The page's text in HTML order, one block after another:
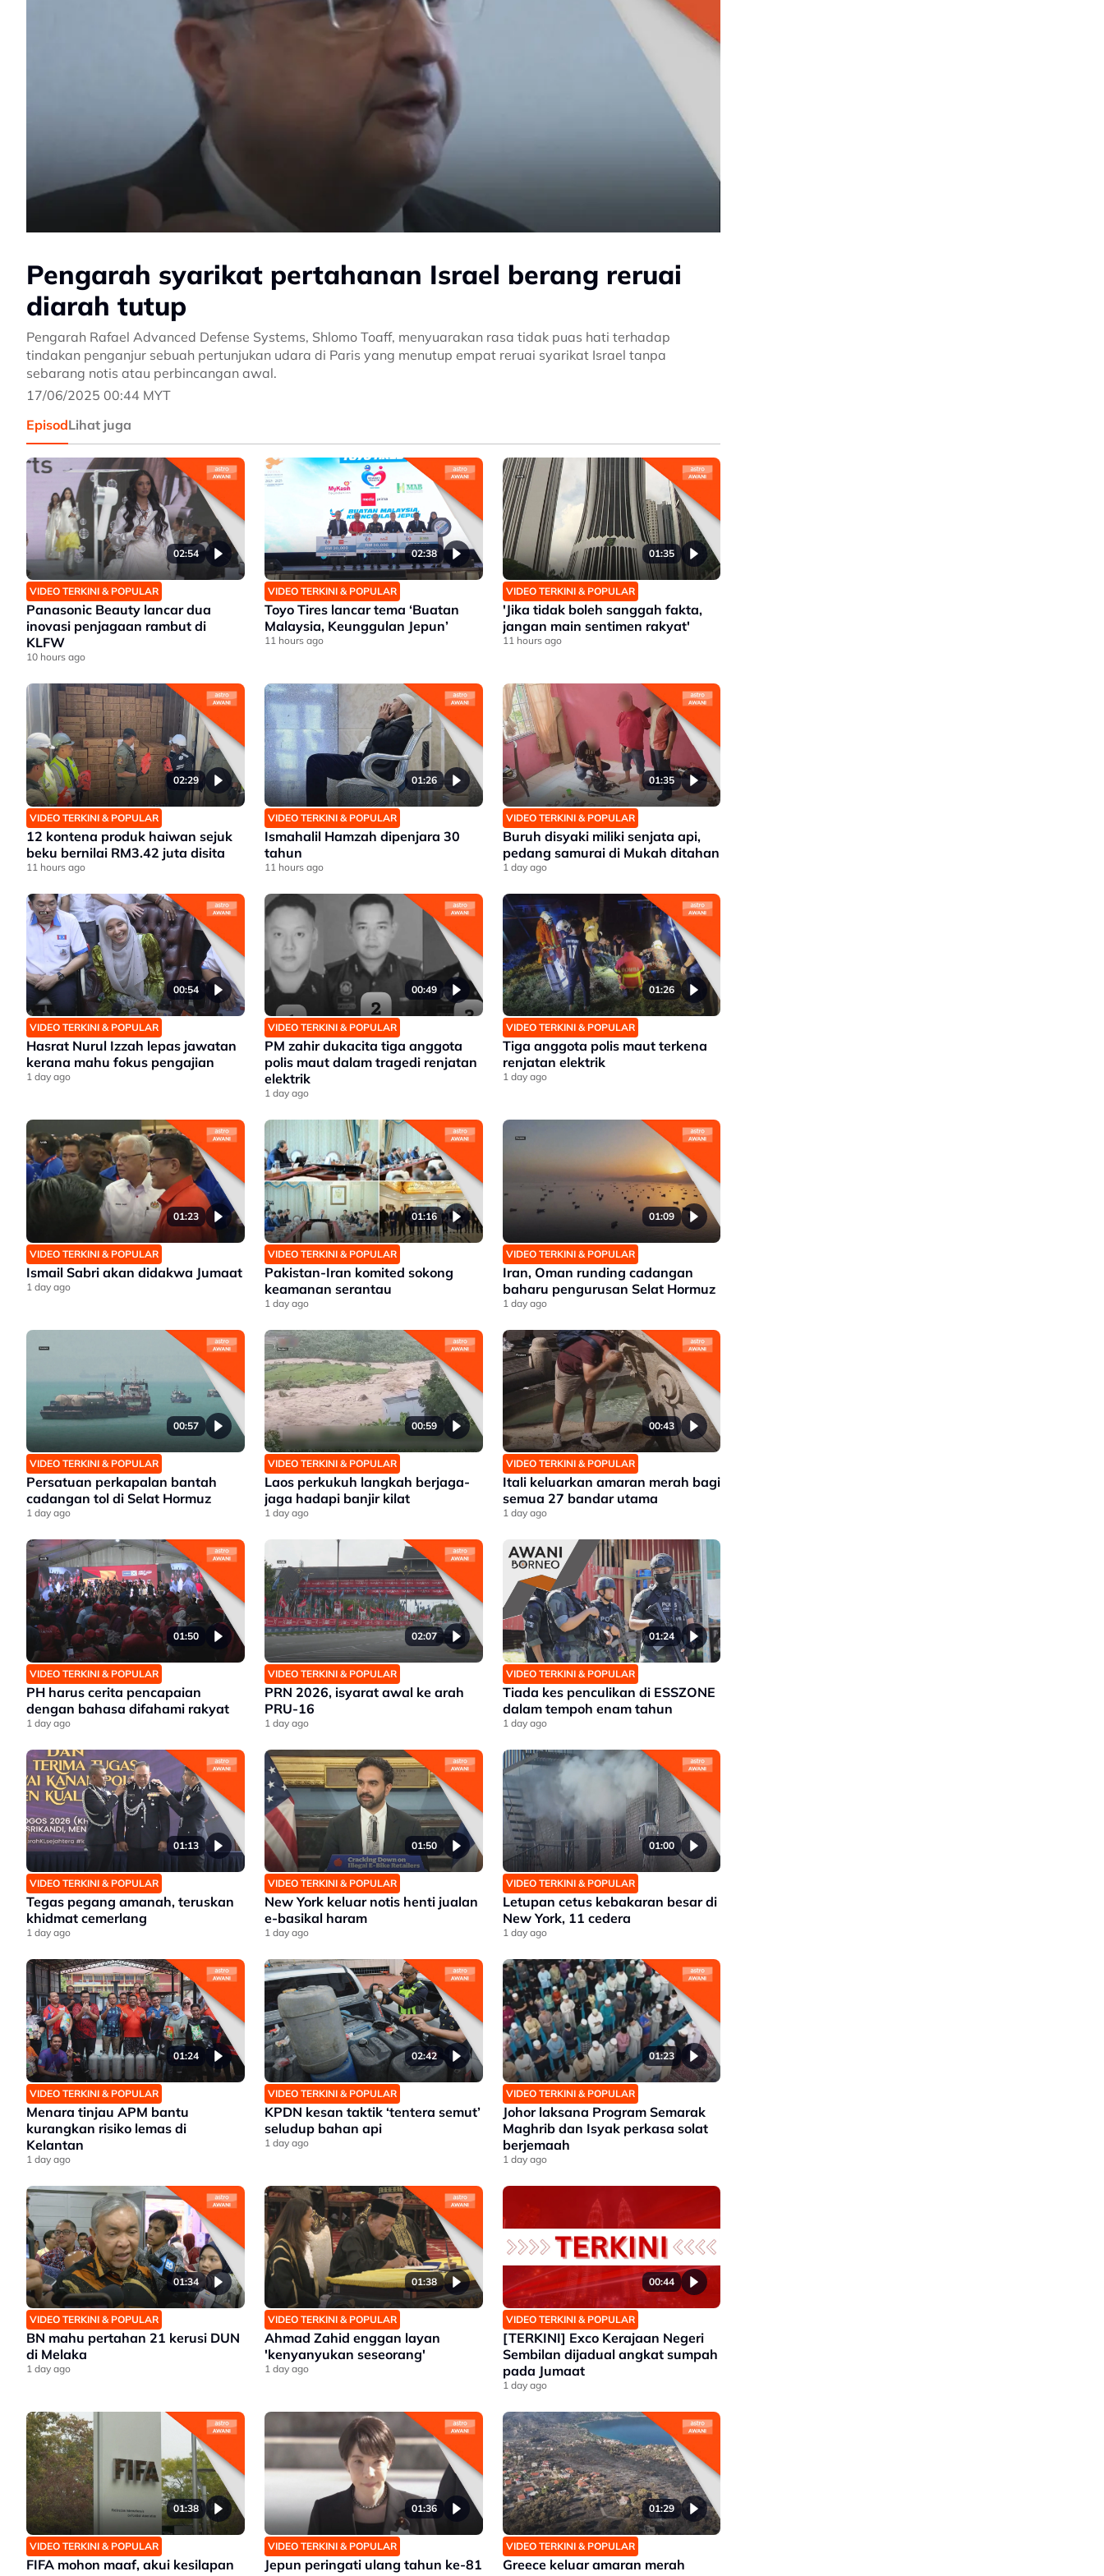
Pengarah syarikat pertahanan Israel berang reruai
diarah tutup
Pengarah Rafael Advanced Defense Systems, Shlomo Toaff, menyuarakan rasa tidak puas hati terhadap
tindakan penganjur sebuah pertunjukan udara di Paris yang menutup empat reruai syarikat Israel tanpa
sebarang notis atau perbincangan awal.
17/06/2025 00:44 MYT
EpisodLihat juga
02:54
VIDEO TERKINI & POPULAR
Panasonic Beauty lancar dua
inovasi penjagaan rambut di
KLFW
10 hours ago
02:38
VIDEO TERKINI & POPULAR
Toyo Tires lancar tema ‘Buatan
Malaysia, Keunggulan Jepun’
11 hours ago
01:35
VIDEO TERKINI & POPULAR
'Jika tidak boleh sanggah fakta,
jangan main sentimen rakyat'
11 hours ago
02:29
VIDEO TERKINI & POPULAR
12 kontena produk haiwan sejuk
beku bernilai RM3.42 juta disita
11 hours ago
01:26
VIDEO TERKINI & POPULAR
Ismahalil Hamzah dipenjara 30
tahun
11 hours ago
01:35
VIDEO TERKINI & POPULAR
Buruh disyaki miliki senjata api,
pedang samurai di Mukah ditahan
1 day ago
00:54
VIDEO TERKINI & POPULAR
Hasrat Nurul Izzah lepas jawatan
kerana mahu fokus pengajian
1 day ago
00:49
VIDEO TERKINI & POPULAR
PM zahir dukacita tiga anggota
polis maut dalam tragedi renjatan
elektrik
1 day ago
01:26
VIDEO TERKINI & POPULAR
Tiga anggota polis maut terkena
renjatan elektrik
1 day ago
01:23
VIDEO TERKINI & POPULAR
Ismail Sabri akan didakwa Jumaat
1 day ago
01:16
VIDEO TERKINI & POPULAR
Pakistan-Iran komited sokong
keamanan serantau
1 day ago
01:09
VIDEO TERKINI & POPULAR
Iran, Oman runding cadangan
baharu pengurusan Selat Hormuz
1 day ago
00:57
VIDEO TERKINI & POPULAR
Persatuan perkapalan bantah
cadangan tol di Selat Hormuz
1 day ago
00:59
VIDEO TERKINI & POPULAR
Laos perkukuh langkah berjaga-
jaga hadapi banjir kilat
1 day ago
00:43
VIDEO TERKINI & POPULAR
Itali keluarkan amaran merah bagi
semua 27 bandar utama
1 day ago
01:50
VIDEO TERKINI & POPULAR
PH harus cerita pencapaian
dengan bahasa difahami rakyat
1 day ago
02:07
VIDEO TERKINI & POPULAR
PRN 2026, isyarat awal ke arah
PRU-16
1 day ago
01:24
VIDEO TERKINI & POPULAR
Tiada kes penculikan di ESSZONE
dalam tempoh enam tahun
1 day ago
01:13
VIDEO TERKINI & POPULAR
Tegas pegang amanah, teruskan
khidmat cemerlang
1 day ago
01:50
VIDEO TERKINI & POPULAR
New York keluar notis henti jualan
e-basikal haram
1 day ago
01:00
VIDEO TERKINI & POPULAR
Letupan cetus kebakaran besar di
New York, 11 cedera
1 day ago
01:24
VIDEO TERKINI & POPULAR
Menara tinjau APM bantu
kurangkan risiko lemas di
Kelantan
1 day ago
02:42
VIDEO TERKINI & POPULAR
KPDN kesan taktik ‘tentera semut’
seludup bahan api
1 day ago
01:23
VIDEO TERKINI & POPULAR
Johor laksana Program Semarak
Maghrib dan Isyak perkasa solat
berjemaah
1 day ago
01:34
VIDEO TERKINI & POPULAR
BN mahu pertahan 21 kerusi DUN
di Melaka
1 day ago
01:38
VIDEO TERKINI & POPULAR
Ahmad Zahid enggan layan
'kenyanyukan seseorang'
1 day ago
00:44
VIDEO TERKINI & POPULAR
[TERKINI] Exco Kerajaan Negeri
Sembilan dijadual angkat sumpah
pada Jumaat
1 day ago
01:38
VIDEO TERKINI & POPULAR
FIFA mohon maaf, akui kesilapan
01:36
VIDEO TERKINI & POPULAR
Jepun peringati ulang tahun ke-81
01:29
VIDEO TERKINI & POPULAR
Greece keluar amaran merah